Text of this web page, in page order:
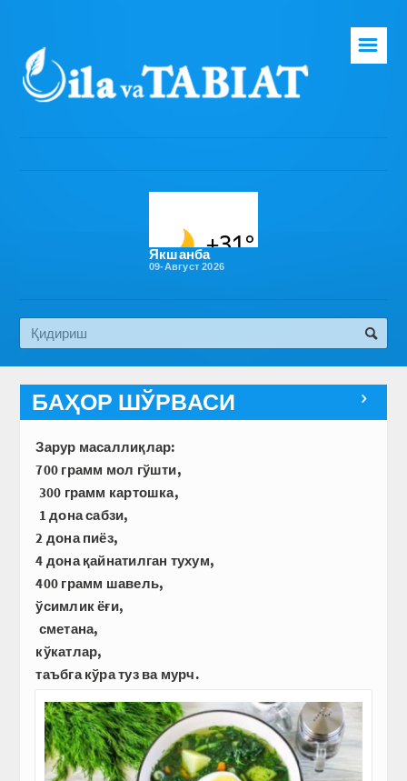
Бош саҳифа
Эко медиа
☰
Якшанба
09-Август 2026

БАҲОР ШЎРВАСИ
Зарур масаллиқлар:
700 грамм мол гўшти,
300 грамм картошка,
1 дона сабзи,
2 дона пиёз,
4 дона қайнатилган тухум,
400 грамм шавель,
ўсимлик ёғи,
сметана,
кўкатлар,
таъбга кўра туз ва мурч.